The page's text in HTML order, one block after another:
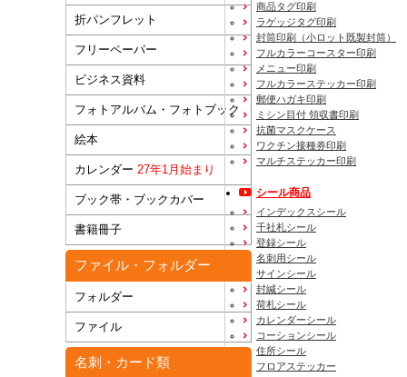
折パンフレット
フリーペーパー
ビジネス資料
フォトアルバム・フォトブック
絵本
カレンダー 27年1月始まり
ブック帯・ブックカバー
書籍冊子
ファイル・フォルダー
フォルダー
ファイル
名刺・カード類
商品タグ印刷
ラゲッジタグ印刷
封筒印刷
（小ロット既製封筒）
フルカラーコースター印刷
メニュー印刷
フルカラーステッカー印刷
郵便ハガキ印刷
ミシン目付 領収書印刷
抗菌マスクケース
ワクチン接種券印刷
マルチステッカー印刷
シール商品
インデックスシール
千社札シール
登録シール
名刺用シール
サインシール
封緘シール
荷札シール
カレンダーシール
コーションシール
住所シール
フロアステッカー